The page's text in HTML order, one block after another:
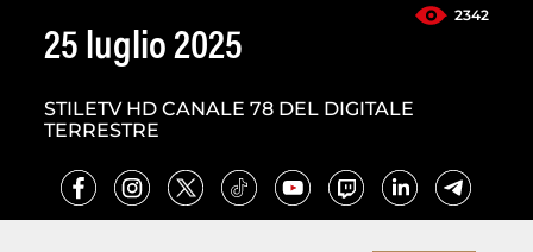
2342
25 luglio 2025
STILETV HD CANALE 78 DEL DIGITALE
TERRESTRE